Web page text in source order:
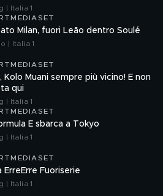
| Italia 1
Milan, fuori Leão dentro Soulé
| Italia 1
Kolo Muani sempre più vicino! E non
qui
| Italia 1
E sbarca a Tokyo
| Italia 1
ErreErre Fuoriserie
| Italia 1